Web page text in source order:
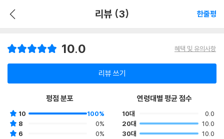
리뷰 (3) 한줄평
10.0 혜택 및 유의사항
리뷰 쓰기
평점 분포
10
100%
8
0%
6
0%
연령대별 평균 점수
10대
0.0
20대
10.0
30대
10.0